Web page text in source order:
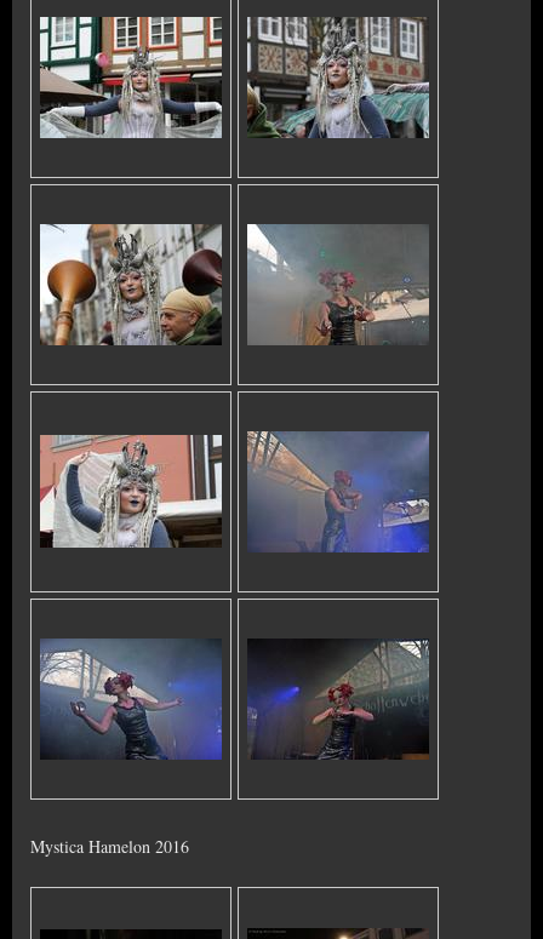
Mystica Hamelon 2016